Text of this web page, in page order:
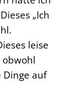
„Ich
leise
obwohl
auf